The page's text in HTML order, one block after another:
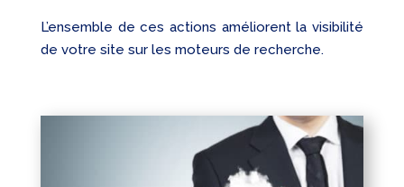
L’ensemble de ces actions améliorent la visibilité
de votre site sur les moteurs de recherche.